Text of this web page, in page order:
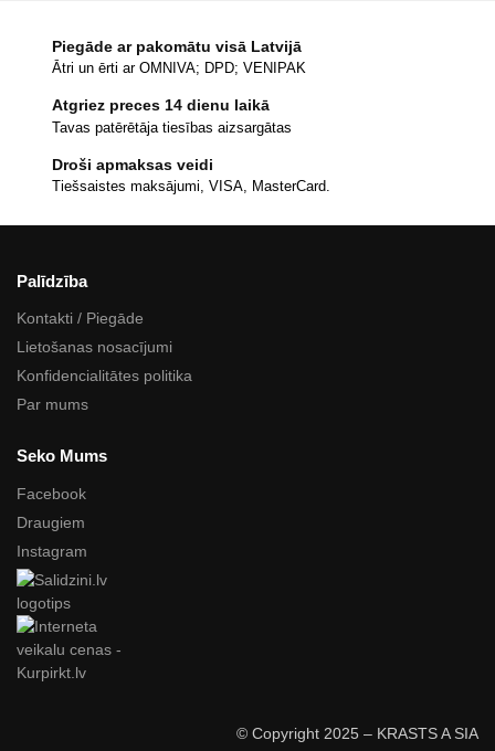
Piegāde ar pakomātu visā Latvijā
Ātri un ērti ar OMNIVA; DPD; VENIPAK
Atgriez preces 14 dienu laikā
Tavas patērētāja tiesības aizsargātas
Droši apmaksas veidi
Tiešsaistes maksājumi, VISA, MasterCard.
Palīdzība
Kontakti / Piegāde
Lietošanas nosacījumi
Konfidencialitātes politika
Par mums
Seko Mums
Facebook
Draugiem
Instagram
© Copyright 2025 – KRASTS A SIA